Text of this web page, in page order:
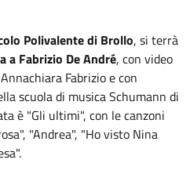
Polivalente di Brollo, si terrà
a Fabrizio De André, con video
Fabrizio e con
scuola di musica Schumann di
è "Gli ultimi", con le canzoni
"Andrea", "Ho visto Nina